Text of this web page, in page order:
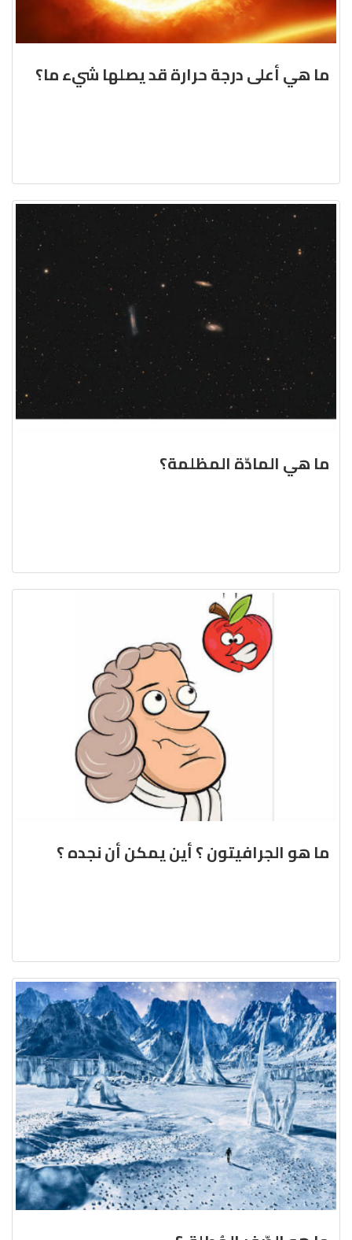
ما هي أعلى درجة حرارة قد يصلها شيء ما؟
ما هي المادّة المظلمة؟
ما هو الجرافيتون ؟ أين يمكن أن نجده ؟